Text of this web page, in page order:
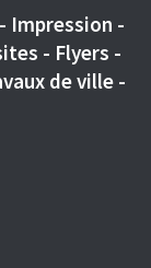
Impression -
- Flyers -
de ville -